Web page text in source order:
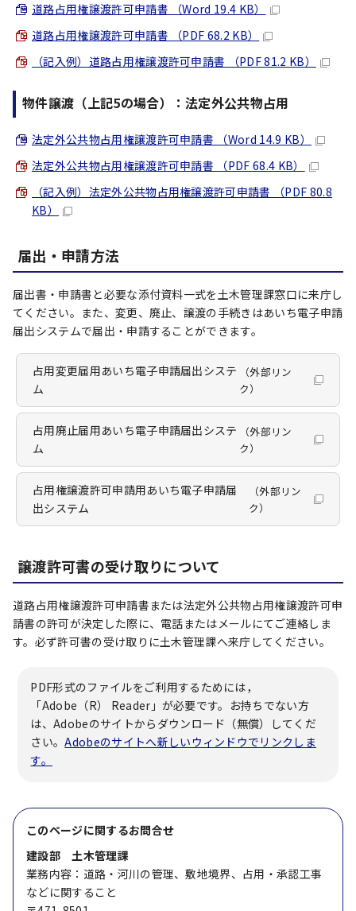
道路占用権譲渡許可申請書 （Word 19.4 KB）
道路占用権譲渡許可申請書 （PDF 68.2 KB）
（記入例）道路占用権譲渡許可申請書 （PDF 81.2 KB）
物件譲渡（上記5の場合）：法定外公共物占用
法定外公共物占用権譲渡許可申請書 （Word 14.9 KB）
法定外公共物占用権譲渡許可申請書 （PDF 68.4 KB）
（記入例）法定外公共物占用権譲渡許可申請書 （PDF 80.8
KB）
届出・申請方法
届出書・申請書と必要な添付資料一式を土木管理課窓口に来庁し
てください。また、変更、廃止、譲渡の手続きはあいち電子申請
届出システムで届出・申請することができます。
占用変更届用あいち電子申請届出システ
ム
（外部リン
ク）
占用廃止届用あいち電子申請届出システ
ム
（外部リン
ク）
占用権譲渡許可申請用あいち電子申請届
出システム
（外部リン
ク）
譲渡許可書の受け取りについて
道路占用権譲渡許可申請書または法定外公共物占用権譲渡許可申
請書の許可が決定した際に、電話またはメールにてご連絡しま
す。必ず許可書の受け取りに土木管理課へ来庁してください。
PDF形式のファイルをご利用するためには，
「Adobe（R） Reader」が必要です。お持ちでない方
は、Adobeのサイトからダウンロード（無償）してくだ
さい。Adobeのサイトへ新しいウィンドウでリンクしま
す。
このページに関するお問合せ
建設部 土木管理課
業務内容：道路・河川の管理、敷地境界、占用・承認工事
などに関すること